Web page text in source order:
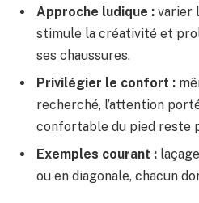
Approche ludique : varier
stimule la créativité et
ses chaussures.
Privilégier le confort :
recherché, l’attention
confortable du pied reste
Exemples courant :
ou en diagonale, chacun